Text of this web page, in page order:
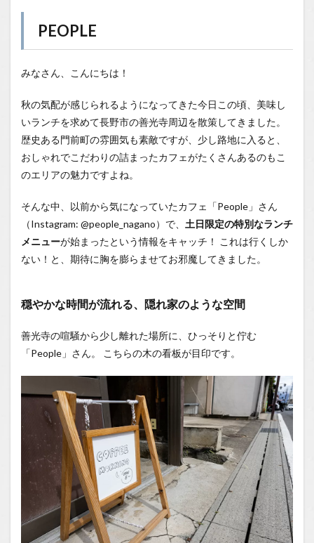
穏やか
れ家の
空間
1.0.2
まさ
に”ご褒
チ”。美
るオム
「Pライ
ス」
1.0.3
名パー
「アイ
スハー
ブティ
1.0.4
週末だ
けの特
別なお
楽しみ
1.1
1.2
You
Tube
PEOPLE
みなさん、こんにちは！
秋の気配が感じられるようになってきた今日この頃、美味し
いランチを求めて長野市の善光寺周辺を散策してきました。
歴史ある門前町の雰囲気も素敵ですが、少し路地に入ると、
おしゃれでこだわりの詰まったカフェがたくさんあるのもこ
のエリアの魅力ですよね。
そんな中、以前から気になっていたカフェ「People」さん
（Instagram: @people_nagano）で、 土日限定の特別なランチ
メニューが始まったという情報をキャッチ！ これは行くしか
ない！と、期待に胸を膨らませてお邪魔してきました。
穏やかな時間が流れる、隠れ家のような空間
善光寺の喧騒から少し離れた場所に、ひっそりと佇む
「People」さん。 こちらの木の看板が目印です。